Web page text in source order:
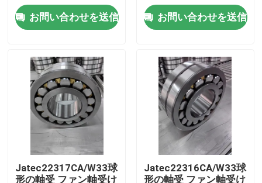
品質管理
お問い合わせ
ニュース
ケース
産業軸受
お問い合わせを送信 お問い合わせを送信
Jatec22317CA/W33球
形の軸受 ファン軸受け
Jatec22316CA/W33球
形の軸受 ファン軸受け